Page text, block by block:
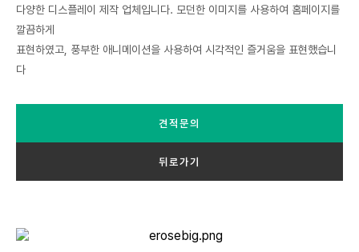
다양한 디스플레이 제작 업체입니다. 모던한 이미지를 사용하여 홈페이지를
깔끔하게
표현하였고, 풍부한 애니메이션을 사용하여 시각적인 즐거움을 표현했습니
다
견적문의
뒤로가기